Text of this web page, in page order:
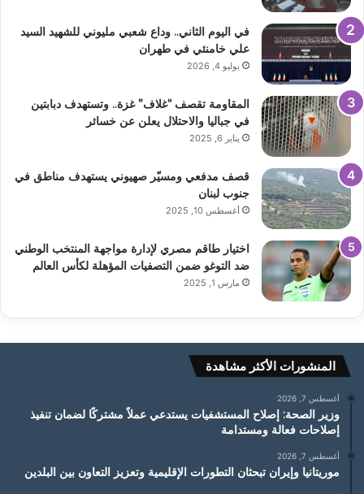
في اليوم الثاني.. وداع شعبي مليوني للشهيد السيد
علي خامنئي في طهران
يوليو 4, 2026
المقاومة تقصف “غلاف” غزة.. وتستهدف دبابتين
في جباليا والاحتلال يعلن عن خسائر
يناير 6, 2025
قصف مدفعي ومسيّر صهيوني يستهدف مناطق في
جنوب لبنان
أغسطس 10, 2025
اختيار طاقم مصري لإدارة مواجهة المنتخب الوطني
ضد التوغو ضمن التصفيات المؤهلة لكأس العالم
مارس 1, 2025
المنشورات الأكثر مشاهدة
أغسطس 7, 2026
وزير الصحة: إصلاح المستشفيات يستدعي عملاً مشتركًا لضمان تنفيذ
إصلاحات فعالة ومستدامة
أغسطس 7, 2026
موريتانيا وإيران تبحثان التطورات الإقليمية وتعزيز التعاون بين البلدين